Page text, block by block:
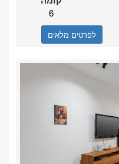
6
לפרטים מלאים